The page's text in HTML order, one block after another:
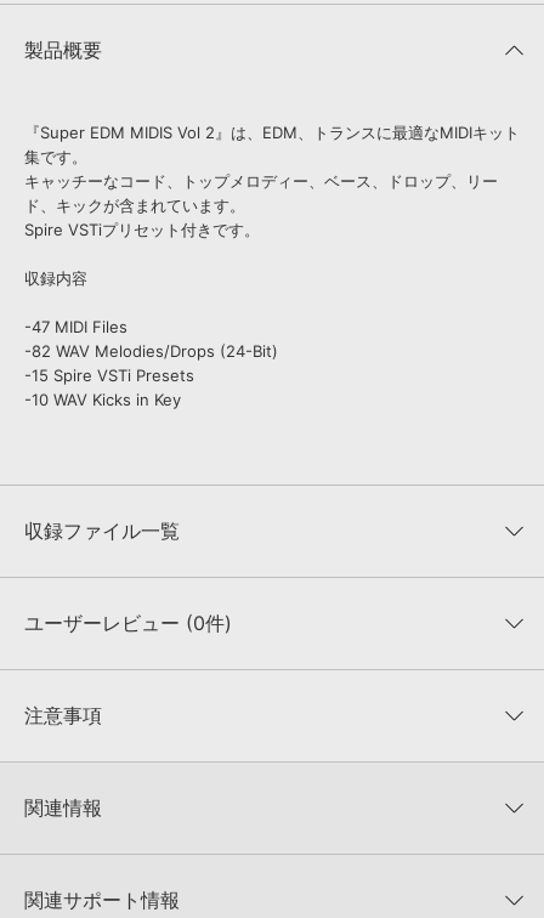
製品概要
『Super EDM MIDIS Vol 2』は、EDM、トランスに最適なMIDIキット
集です。
キャッチーなコード、トップメロディー、ベース、ドロップ、リー
ド、キックが含まれています。
Spire VSTiプリセット付きです。
収録内容
-47 MIDI Files
-82 WAV Melodies/Drops (24-Bit)
-15 Spire VSTi Presets
-10 WAV Kicks in Key
収録ファイル一覧
収録ファイル一覧
ユーザーレビュー (0件)
★★★★★
★5
★4
★1
0%
注意事項
KONTAKTフォーマットは、
でお使いいただけます。無償版のKONTAKT PLAYERではお使いい
4GBを超えるデータに関するご注意：
FAT32でフォーマットされた
関連情報
SUPER EDM MIDIS VOL 2のサポート情報
関連サポート情報